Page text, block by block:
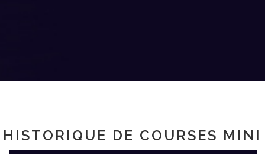
HISTORIQUE DE COURSES MINI